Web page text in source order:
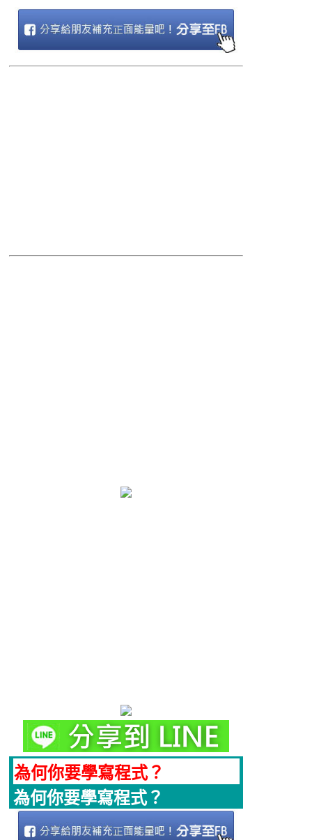
為何你要學寫程式？
為何你要學寫程式？